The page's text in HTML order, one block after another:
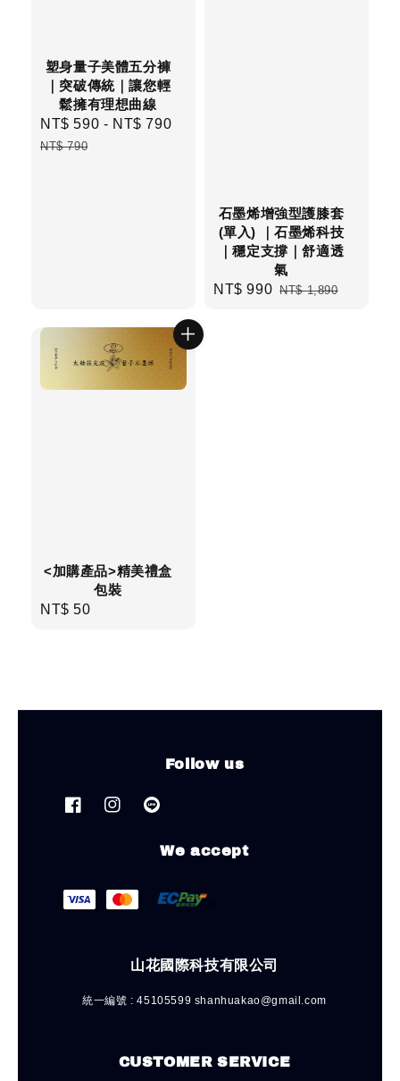
塑身量子美體五分褲
｜突破傳統｜讓您輕
鬆擁有理想曲線
Sale
price
NT$ 590 - NT$ 790
NT$ 790
石墨烯增強型護膝套
(單入) ｜石墨烯科技
｜穩定支撐｜舒適透
氣
Sale
NT$ 990 Regular
NT$ 1,890
<加購產品>精美禮盒
包裝
Regular
NT$ 50
Follow us
We accept
山花國際科技有限公司
統一編號 : 45105599 shanhuakao@gmail.com
CUSTOMER SERVICE